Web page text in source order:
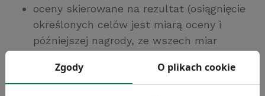
oceny skierowane na rezultat (osiągnięcie
określonych celów jest miarą oceny i
późniejszej nagrody, ze wszech miar
opracowanie systemu szkoleń;
przejrzysty system wynagradzania i
Zgody O plikach cookie